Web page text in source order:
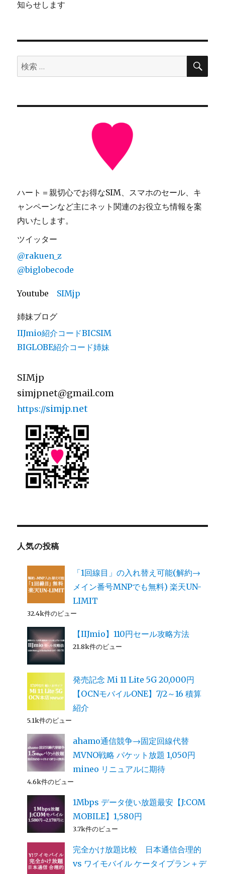
知らせします
検
索:
検
ハート＝親切心でお得なSIM、スマホのセール、キ
ャンペーンなど主にネット関連のお役立ち情報を案
内いたします。
ツイッター
@rakuen_z
@biglobecode
Youtube SIMjp
姉妹ブログ
IIJmio紹介コードBICSIM
BIGLOBE紹介コード姉妹
SIMjp
simjpnet@gmail.com
https://simjp.net
人気の投稿
「1回線目」の入れ替え可能(解約→
メイン番号MNPでも無料) 楽天UN-
LIMIT
32.4k件のビュー
【IIJmio】110円セール攻略方法
21.8k件のビュー
発売記念 Mi 11 Lite 5G 20,000円
【OCNモバイルONE】7/2～16 積算
紹介
5.1k件のビュー
ahamo通信競争→固定回線代替
MVNO戦略 パケット放題 1,050円
mineo リニュアルに期待
4.6k件のビュー
1Mbps データ使い放題最安【J:COM
MOBILE】1,580円
3.7k件のビュー
完全かけ放題比較 日本通信合理的
vs ワイモバイル ケータイプラン＋デ